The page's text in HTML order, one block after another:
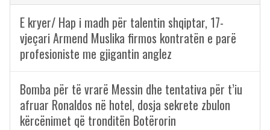
E kryer/ Hap i madh për talentin shqiptar, 17-
vjeçari Armend Muslika firmos kontratën e parë
profesioniste me gjigantin anglez
Bomba për të vrarë Messin dhe tentativa për t’iu
afruar Ronaldos në hotel, dosja sekrete zbulon
kërcënimet që tronditën Botërorin